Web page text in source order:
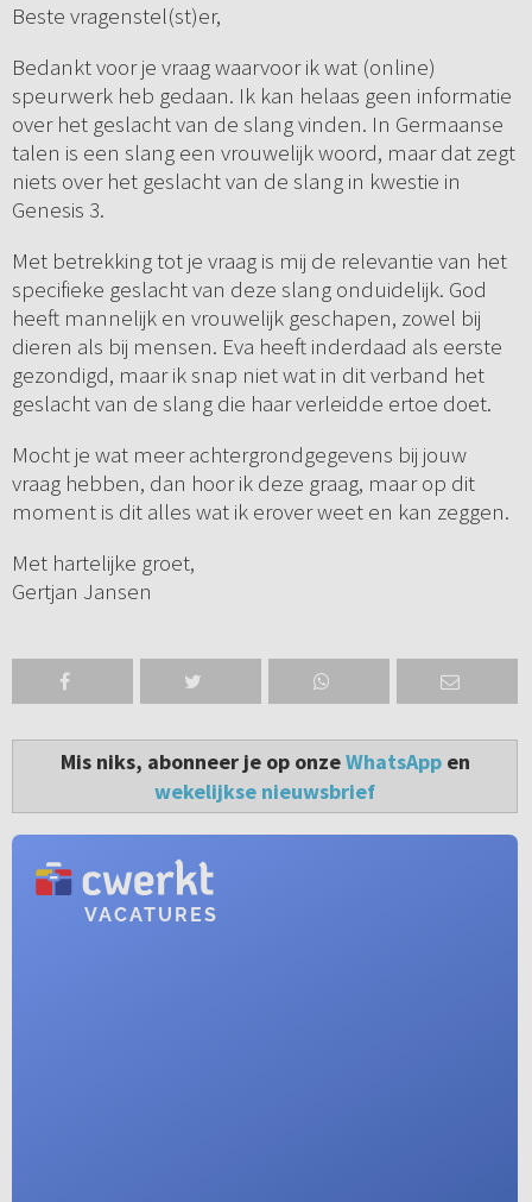
Beste vragenstel(st)er,
Bedankt voor je vraag waarvoor ik wat (online)
speurwerk heb gedaan. Ik kan helaas geen informatie
over het geslacht van de slang vinden. In Germaanse
talen is een slang een vrouwelijk woord, maar dat zegt
niets over het geslacht van de slang in kwestie in
Genesis 3.
Met betrekking tot je vraag is mij de relevantie van het
specifieke geslacht van deze slang onduidelijk. God
heeft mannelijk en vrouwelijk geschapen, zowel bij
dieren als bij mensen. Eva heeft inderdaad als eerste
gezondigd, maar ik snap niet wat in dit verband het
geslacht van de slang die haar verleidde ertoe doet.
Mocht je wat meer achtergrondgegevens bij jouw
vraag hebben, dan hoor ik deze graag, maar op dit
moment is dit alles wat ik erover weet en kan zeggen.
Met hartelijke groet,
Gertjan Jansen
Mis niks, abonneer je op onzeWhatsAppen
wekelijkse nieuwsbrief